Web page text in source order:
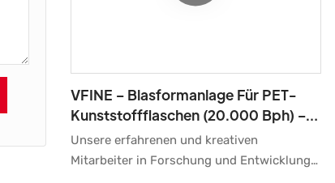
VFINE – Blasformanlage Für PET-
Kunststoffflaschen (20.000 Bph) –
Preis Direkt Vom Hersteller
Unsere erfahrenen und kreativen
Mitarbeiter in Forschung und Entwicklung